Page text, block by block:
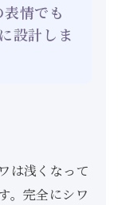
情でも
設計しま
は浅くなって
。完全にシワ